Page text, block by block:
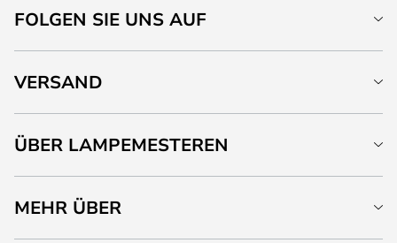
FOLGEN SIE UNS AUF
VERSAND
ÜBER LAMPEMESTEREN
MEHR ÜBER